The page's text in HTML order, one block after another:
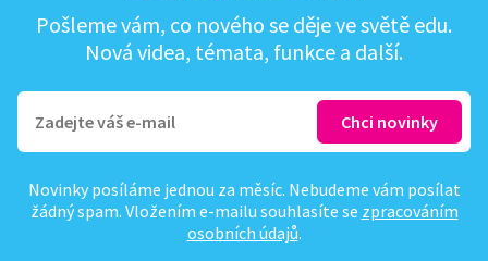
Pošleme vám, co nového se děje ve světě edu.
Nová videa, témata, funkce a další.
Novinky posíláme jednou za měsíc. Nebudeme vám posílat
žádný spam. Vložením e-mailu souhlasíte se zpracováním
osobních údajů.